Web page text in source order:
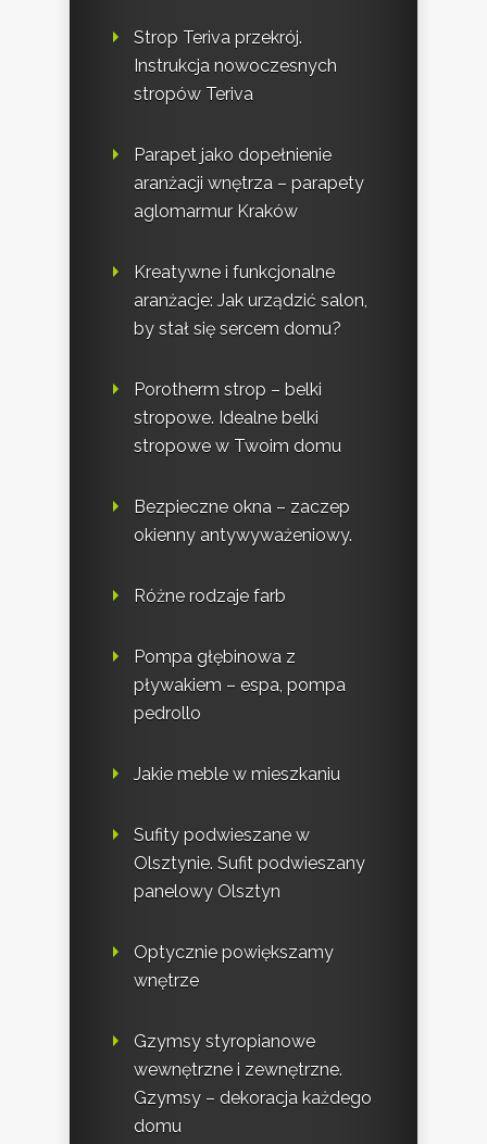
Strop Teriva przekrój.
Instrukcja nowoczesnych
stropów Teriva
Parapet jako dopełnienie
aranżacji wnętrza – parapety
aglomarmur Kraków
Kreatywne i funkcjonalne
aranżacje: Jak urządzić salon,
by stał się sercem domu?
Porotherm strop – belki
stropowe. Idealne belki
stropowe w Twoim domu
Bezpieczne okna – zaczep
okienny antywyważeniowy.
Różne rodzaje farb
Pompa głębinowa z
pływakiem – espa, pompa
pedrollo
Jakie meble w mieszkaniu
Sufity podwieszane w
Olsztynie. Sufit podwieszany
panelowy Olsztyn
Optycznie powiększamy
wnętrze
Gzymsy styropianowe
wewnętrzne i zewnętrzne.
Gzymsy – dekoracja każdego
domu